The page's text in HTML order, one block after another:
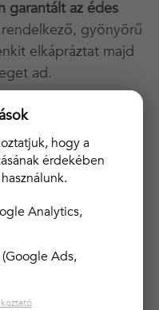
garantált az édes
rendelkező, gyönyörű
elkápráztat majd
ad.
hogy a
érdekében
Analytics,
Ads,